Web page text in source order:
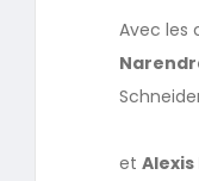
Avec les
et Alexis